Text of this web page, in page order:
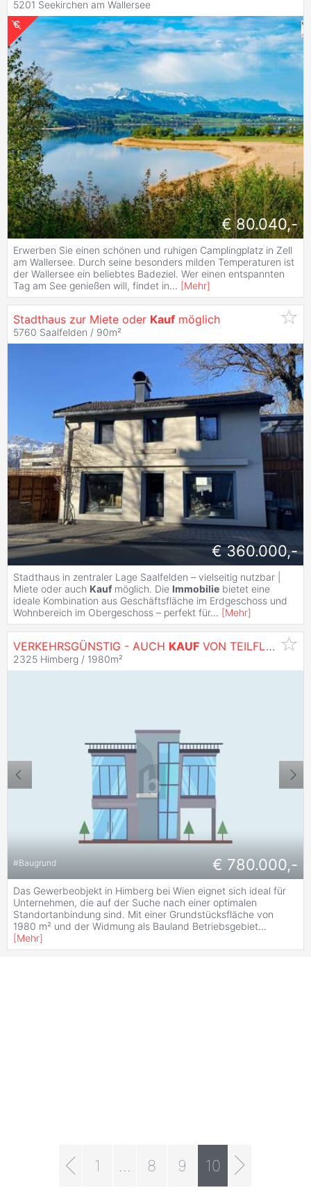
5201 Seekirchen am Wallersee
€ 80.040,-
Erwerben Sie einen schönen und ruhigen Camplingplatz in Zell
am Wallersee. Durch seine besonders milden Temperaturen ist
der Wallersee ein beliebtes Badeziel. Wer einen entspannten
Tag am See genießen will, findet in... [Mehr]
Stadthaus zur Miete oder Kauf möglich
5760 Saalfelden / 90m²
€ 360.000,-
Stadthaus in zentraler Lage Saalfelden – vielseitig nutzbar |
Miete oder auch Kauf möglich. Die Immobilie bietet eine
ideale Kombination aus Geschäftsfläche im Erdgeschoss und
Wohnbereich im Obergeschoss – perfekt für... [Mehr]
VERKEHRSGÜNSTIG - AUCH KAUF VON TEILFLÄCHE MÖGLICH
2325 Himberg / 1980m²
#Baugrund € 780.000,-
Das Gewerbeobjekt in Himberg bei Wien eignet sich ideal für
Unternehmen, die auf der Suche nach einer optimalen
Standortanbindung sind. Mit einer Grundstücksfläche von
1980 m² und der Widmung als Bauland Betriebsgebiet...
[Mehr]
1 8 9 10